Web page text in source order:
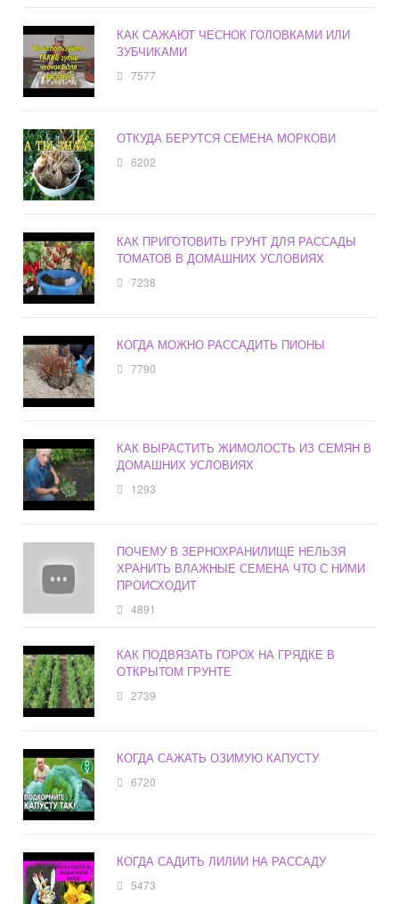
КАК САЖАЮТ ЧЕСНОК ГОЛОВКАМИ ИЛИ
ЗУБЧИКАМИ
7577
ОТКУДА БЕРУТСЯ СЕМЕНА МОРКОВИ
6202
КАК ПРИГОТОВИТЬ ГРУНТ ДЛЯ РАССАДЫ
ТОМАТОВ В ДОМАШНИХ УСЛОВИЯХ
7238
КОГДА МОЖНО РАССАДИТЬ ПИОНЫ
7790
КАК ВЫРАСТИТЬ ЖИМОЛОСТЬ ИЗ СЕМЯН В
ДОМАШНИХ УСЛОВИЯХ
1293
ПОЧЕМУ В ЗЕРНОХРАНИЛИЩЕ НЕЛЬЗЯ
ХРАНИТЬ ВЛАЖНЫЕ СЕМЕНА ЧТО С НИМИ
ПРОИСХОДИТ
4891
КАК ПОДВЯЗАТЬ ГОРОХ НА ГРЯДКЕ В
ОТКРЫТОМ ГРУНТЕ
2739
КОГДА САЖАТЬ ОЗИМУЮ КАПУСТУ
6720
КОГДА САДИТЬ ЛИЛИИ НА РАССАДУ
5473